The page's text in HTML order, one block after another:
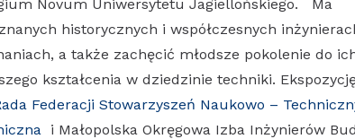
Novum Uniwersytetu Jagiellońskiego. Ma
historycznych i współczesnych
a także zachęcić młodsze pokolenie do
kształcenia w dziedzinie techniki.
Federacji Stowarzyszeń Naukowo –
i Małopolska Okręgowa Izba Inżynierów